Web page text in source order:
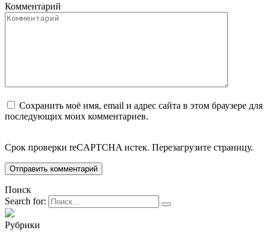
Комментарий
Сохранить моё имя, email и адрес сайта в этом браузере для
последующих моих комментариев.
Срок проверки reCAPTCHA истек. Перезагрузите страницу.
Поиск
Search for:
Рубрики